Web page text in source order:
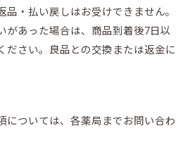
品・払い戻しはお受けできません。
があった場合は、商品到着後7日以
ださい。良品との交換または返金に
については、各薬局までお問い合わ